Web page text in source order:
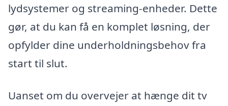
lydsystemer og streaming-enheder. Dette
gør, at du kan få en komplet løsning, der
opfylder dine underholdningsbehov fra
start til slut.
Uanset om du overvejer at hænge dit tv